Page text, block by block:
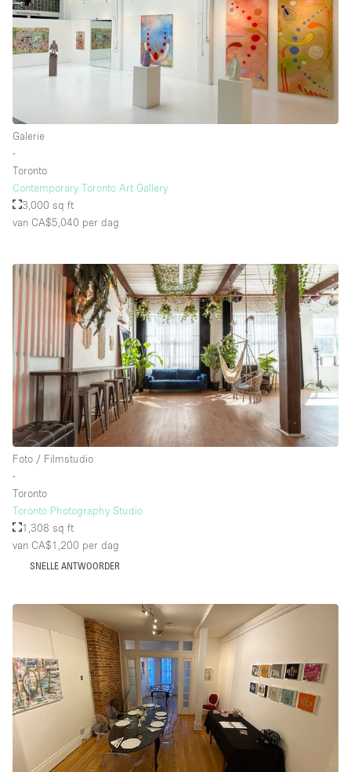
Galerie
∙
Toronto
Contemporary Toronto Art Gallery
3,000 sq ft
van CA$5,040 per dag
Foto / Filmstudio
∙
Toronto
Toronto Photography Studio
1,308 sq ft
van CA$1,200 per dag
SNELLE ANTWOORDER